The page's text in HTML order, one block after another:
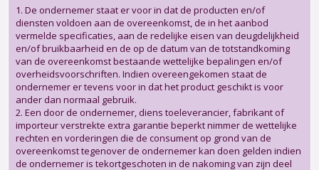
1. De ondernemer staat er voor in dat de producten en/of
diensten voldoen aan de overeenkomst, de in het aanbod
vermelde specificaties, aan de redelijke eisen van deugdelijkheid
en/of bruikbaarheid en de op de datum van de totstandkoming
van de overeenkomst bestaande wettelijke bepalingen en/of
overheidsvoorschriften. Indien overeengekomen staat de
ondernemer er tevens voor in dat het product geschikt is voor
ander dan normaal gebruik.
2. Een door de ondernemer, diens toeleverancier, fabrikant of
importeur verstrekte extra garantie beperkt nimmer de wettelijke
rechten en vorderingen die de consument op grond van de
overeenkomst tegenover de ondernemer kan doen gelden indien
de ondernemer is tekortgeschoten in de nakoming van zijn deel